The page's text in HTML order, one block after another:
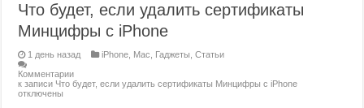
Что будет, если удалить сертификаты
Минцифры с iPhone
1 день назад iPhone Mac Гаджеты ,Статьи
Комментарии
к записи Что будет, если удалить сертификаты Минцифры с iPhone
отключены